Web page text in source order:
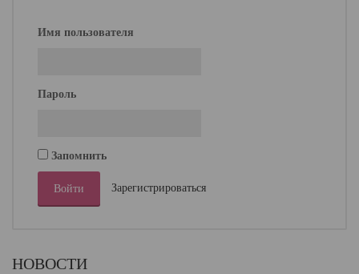
Имя пользователя
Пароль
Запомнить
Зарегистрироваться
НОВОСТИ